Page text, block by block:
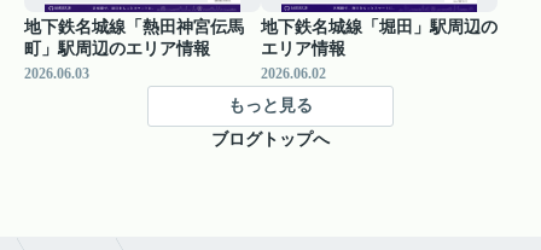
地下鉄名城線「熱田神宮伝馬
町」駅周辺のエリア情報
2026.06.03
地下鉄名城線「堀田」駅周辺の
エリア情報
2026.06.02
もっと見る
ブログトップへ